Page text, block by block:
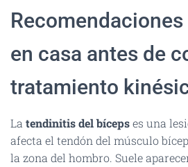
en casa antes de
tratamiento
La tendinitis del bícepses una
afecta el tendón del músculo
la zona del hombro. Suele